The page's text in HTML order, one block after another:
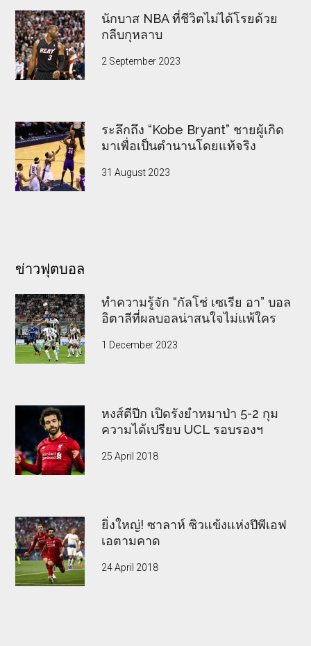
นักบาส NBA ที่ชีวิตไม่ได้โรยด้วย
กลีบกุหลาบ
2 September 2023
ระลึกถึง “Kobe Bryant” ชายผู้เกิด
มาเพื่อเป็นตำนานโดยแท้จริง
31 August 2023
ข่าวฟุตบอล
ทำความรู้จัก “กัลโช่ เซเรีย อา” บอล
อิตาลีที่ผลบอลน่าสนใจไม่แพ้ใคร
1 December 2023
หงส์ตีปีก เปิดรังยำหมาป่า 5-2 กุม
ความได้เปรียบ UCL รอบรองฯ
25 April 2018
ยิ่งใหญ่! ซาลาห์ ซิวแข้งแห่งปีพีเอฟ
เอตามคาด
24 April 2018